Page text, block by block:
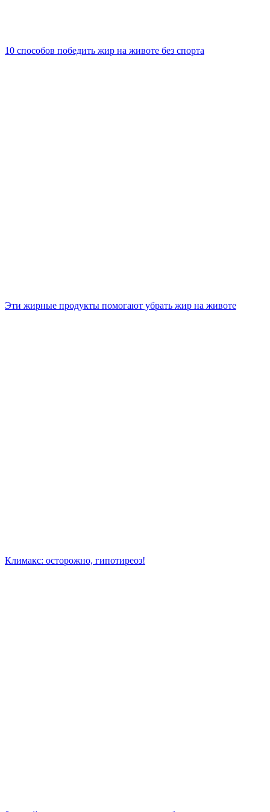
10 способов победить жир на животе без спорта
Эти жирные продукты помогают убрать жир на животе
Климакс: осторожно, гипотиреоз!